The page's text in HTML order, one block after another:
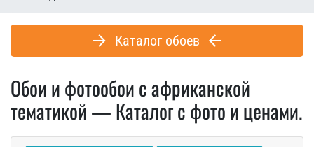
Каталог обоев
Обои и фотообои с африканской
тематикой — Каталог с фото и ценами.